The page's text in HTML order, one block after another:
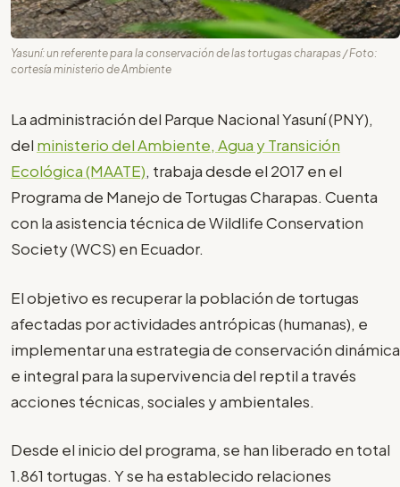
Yasuní: un referente para la conservación de las tortugas charapas / Foto:
cortesía ministerio de Ambiente
La administración del Parque Nacional Yasuní (PNY),
del ministerio del Ambiente, Agua y Transición
Ecológica (MAATE), trabaja desde el 2017 en el
Programa de Manejo de Tortugas Charapas. Cuenta
con la asistencia técnica de Wildlife Conservation
Society (WCS) en Ecuador.
El objetivo es recuperar la población de tortugas
afectadas por actividades antrópicas (humanas), e
implementar una estrategia de conservación dinámica
e integral para la supervivencia del reptil a través
acciones técnicas, sociales y ambientales.
Desde el inicio del programa, se han liberado en total
1.861 tortugas. Y se ha establecido relaciones